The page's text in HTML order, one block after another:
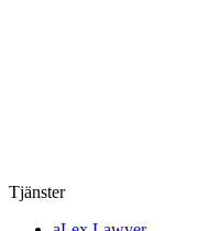
Tjänster